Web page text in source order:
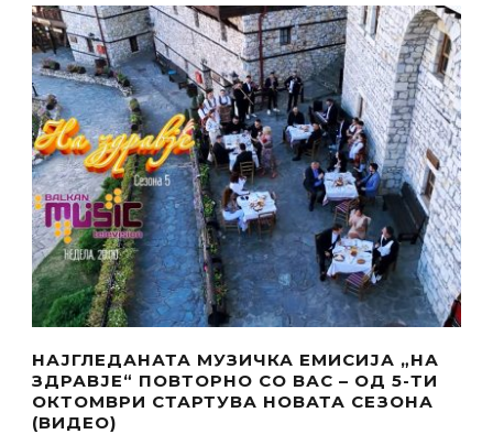
НАЈГЛЕДАНАТА МУЗИЧКА ЕМИСИЈА „НА
ЗДРАВЈЕ“ ПОВТОРНО СО ВАС – ОД 5-ТИ
ОКТОМВРИ СТАРТУВА НОВАТА СЕЗОНА
(ВИДЕО)